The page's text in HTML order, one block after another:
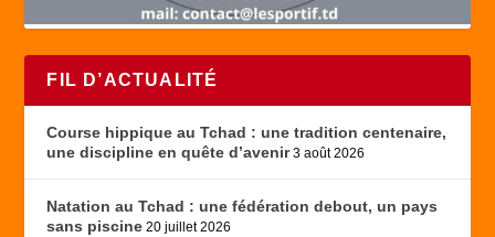
FIL D’ACTUALITÉ
Course hippique au Tchad : une tradition centenaire,
une discipline en quête d’avenir 3 août 2026
Natation au Tchad : une fédération debout, un pays
sans piscine 20 juillet 2026